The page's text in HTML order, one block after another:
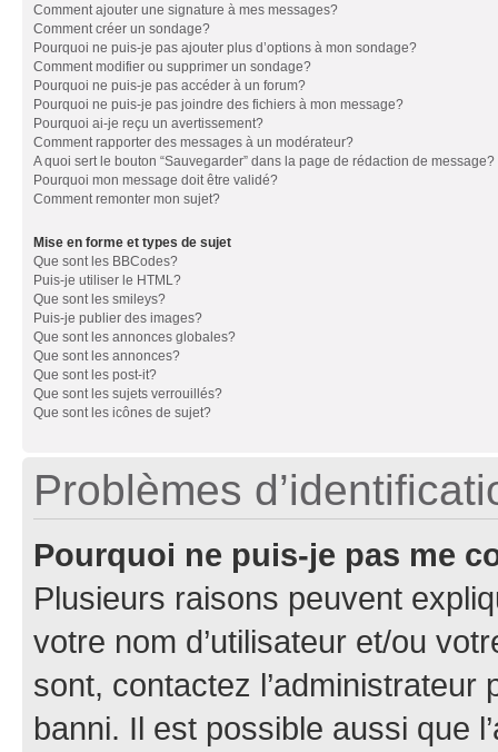
Comment ajouter une signature à mes messages?
Comment créer un sondage?
Pourquoi ne puis-je pas ajouter plus d’options à mon sondage?
Comment modifier ou supprimer un sondage?
Pourquoi ne puis-je pas accéder à un forum?
Pourquoi ne puis-je pas joindre des fichiers à mon message?
Pourquoi ai-je reçu un avertissement?
Comment rapporter des messages à un modérateur?
A quoi sert le bouton “Sauvegarder” dans la page de rédaction de message?
Pourquoi mon message doit être validé?
Comment remonter mon sujet?
Mise en forme et types de sujet
Que sont les BBCodes?
Puis-je utiliser le HTML?
Que sont les smileys?
Puis-je publier des images?
Que sont les annonces globales?
Que sont les annonces?
Que sont les post-it?
Que sont les sujets verrouillés?
Que sont les icônes de sujet?
Problèmes
Pourquoi ne puis-je pas me
Plusieurs raisons peuvent
votre nom d’utilisateur et/ou
sont, contactez l’administrateur
banni. Il est possible aussi que